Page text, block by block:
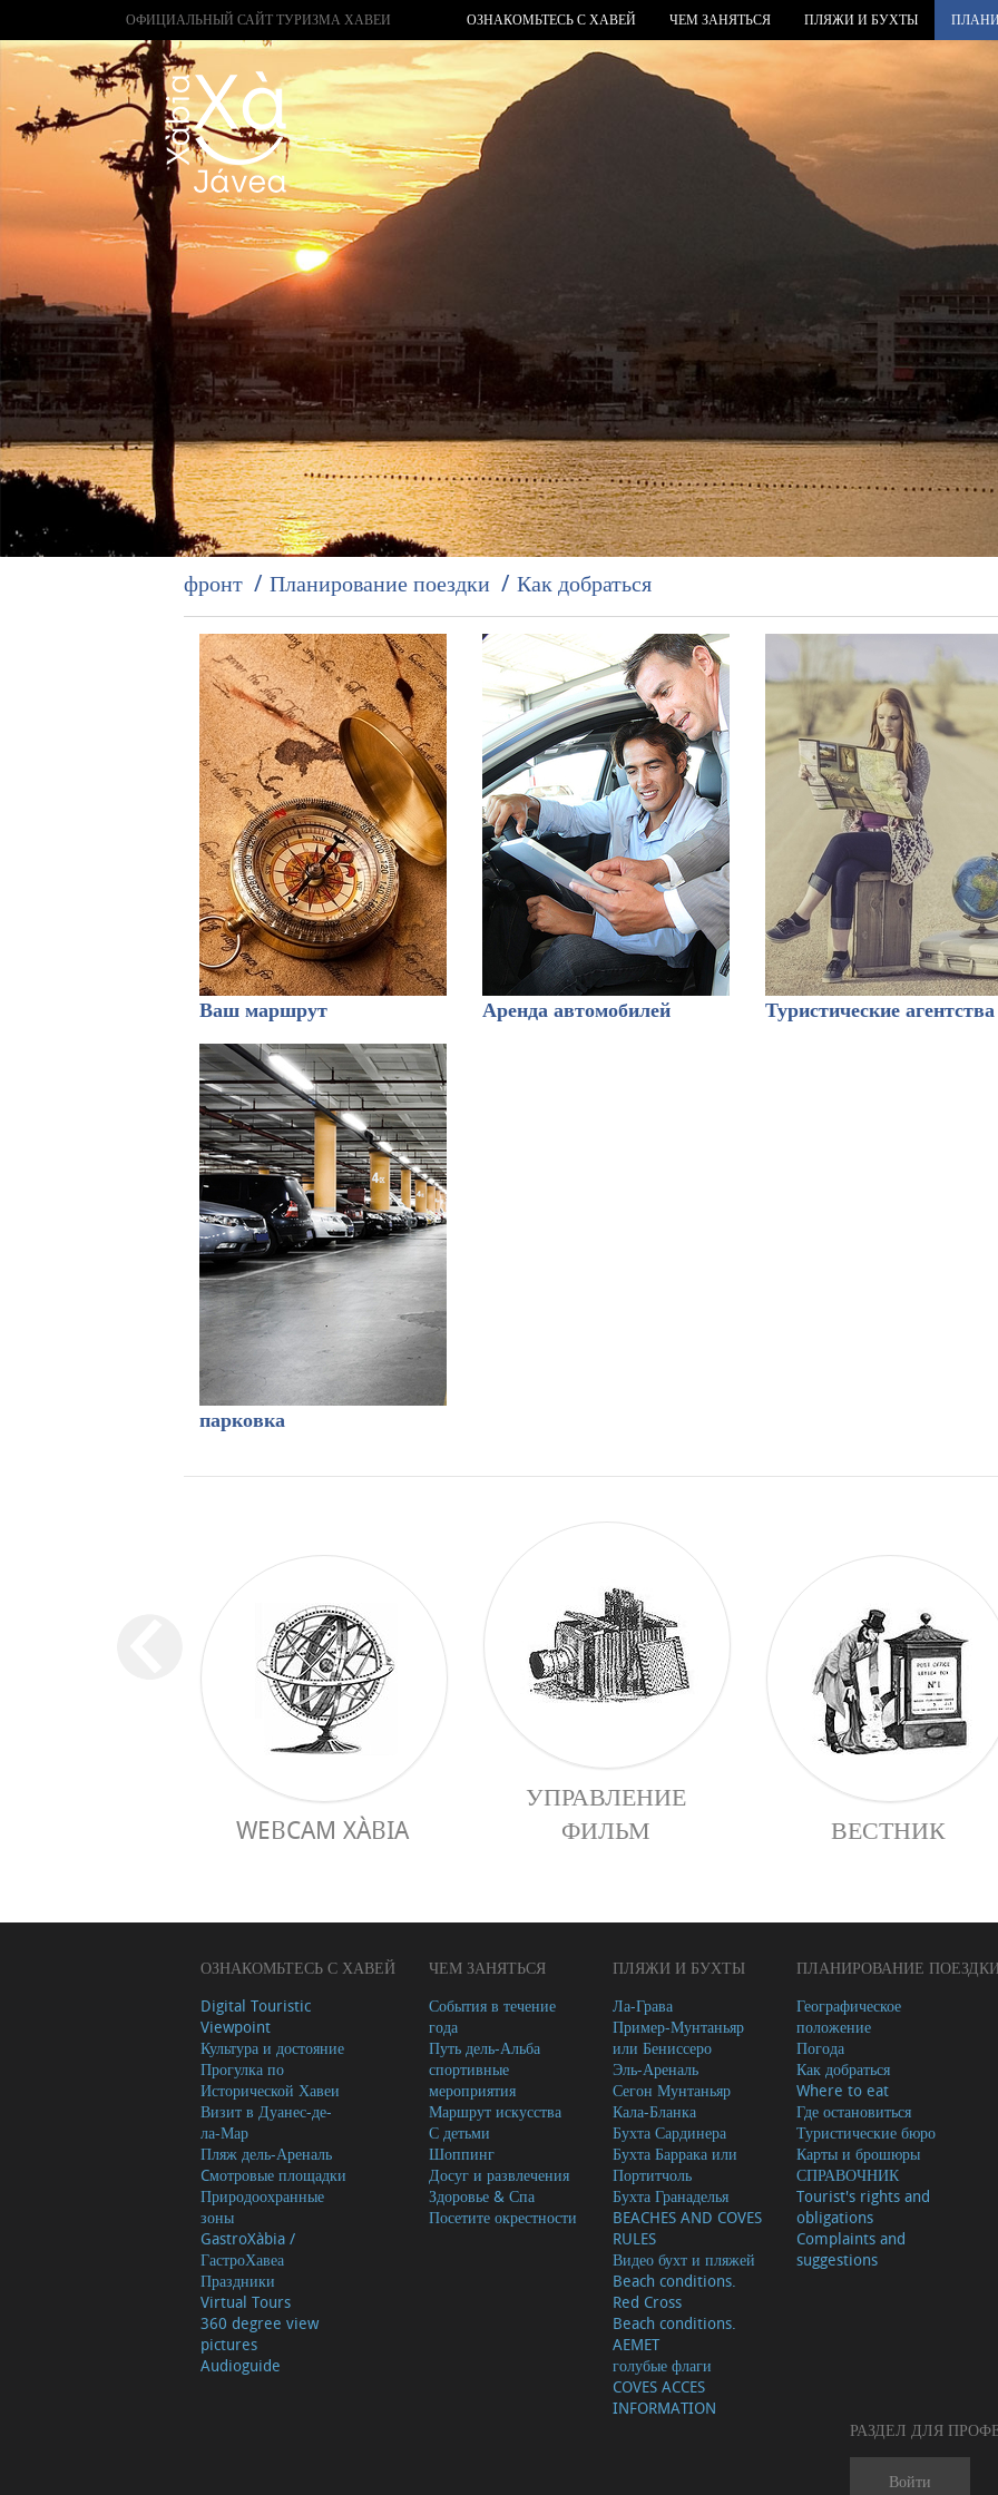
ОФИЦИАЛЬНЫЙ САЙТ ТУРИЗМА ХАВЕИ ОЗНАКОМЬТЕСЬ С ХАВЕЙ ЧЕМ ЗАНЯТЬСЯ ПЛЯЖИ И БУХТЫ
фронт Планирование поездки Как добраться
Ваш маршрут Аренда автомобилей Туристические агентства
парковка
WEBCAM XÀBIA
УПРАВЛЕНИЕ
ФИЛЬМ
ВЕСТНИК
ОЗНАКОМЬТЕСЬ С ХАВЕЙ
Digital Touristic
Viewpoint
Культура и достояние
Прогулка по
Исторической Хавеи
Визит в Дуанес-де-
ла-Мар
Пляж дель-Ареналь
Cмотровые площадки
Природоохранные
зоны
GastroXàbia /
ГастроХавеа
Праздники
Virtual Tours
360 degree view
pictures
Audioguide
ЧЕМ ЗАНЯТЬСЯ
События в течение
года
Путь дель-Альба
спортивные
мероприятия
Маршрут искусства
С детьми
Шоппинг
Досуг и развлечения
Здоровье & Спа
Посетите окрестности
ПЛЯЖИ И БУХТЫ
Ла-Грава
Пример-Мунтаньяр
или Бениссеро
Эль-Ареналь
Сегон Мунтаньяр
Кала-Бланка
Бухта Сардинера
Бухта Баррака или
Портитчоль
Бухта Гранаделья
BEACHES AND COVES
RULES
Видео бухт и пляжей
Beach conditions.
Red Cross
Beach conditions.
AEMET
голубые флаги
COVES ACCES
INFORMATION
ПЛАНИРОВАНИЕ
Географическое
положение
Погода
Как добраться
Where to eat
Где остановиться
Туристические бюро
Карты и брошюры
СПРАВОЧНИК
Tourist's rights and
obligations
Complaints and
suggestions
РАЗДЕЛ ДЛЯ
Войти